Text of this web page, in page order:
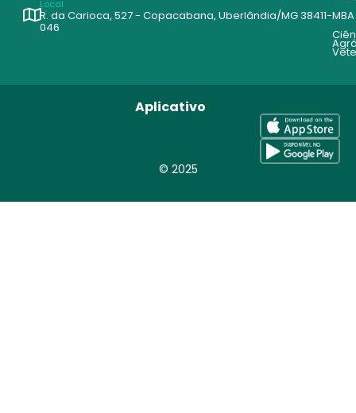
Local
R. da Carioca, 527 - Copacabana, Uberlândia/MG 38411-
046
MBA
© 2025
Aplicativo